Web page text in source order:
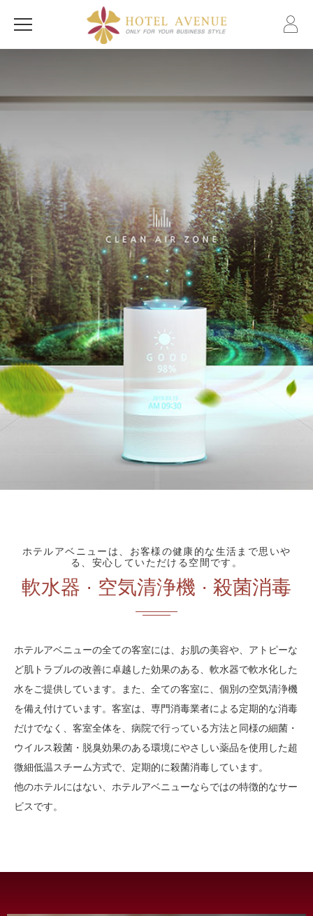
軟水器 · 空気清浄機 · 殺菌消毒
ホテルアベニューは、お客様の健康的な生活まで思いや
る、安心していただける空間です。
ホテルアベニューの全ての客室には、お肌の美容や、アトピーな
ど肌トラブルの改善に卓越した効果のある、軟水器で軟水化した
水をご提供しています。また、全ての客室に、個別の空気清浄機
を備え付けています。客室は、専門消毒業者による定期的な消毒
だけでなく、客室全体を、病院で行っている方法と同様の細菌・
ウイルス殺菌・脱臭効果のある環境にやさしい薬品を使用した超
微細低温スチーム方式で、定期的に殺菌消毒しています。
他のホテルにはない、ホテルアベニューならではの特徴的なサー
ビスです。